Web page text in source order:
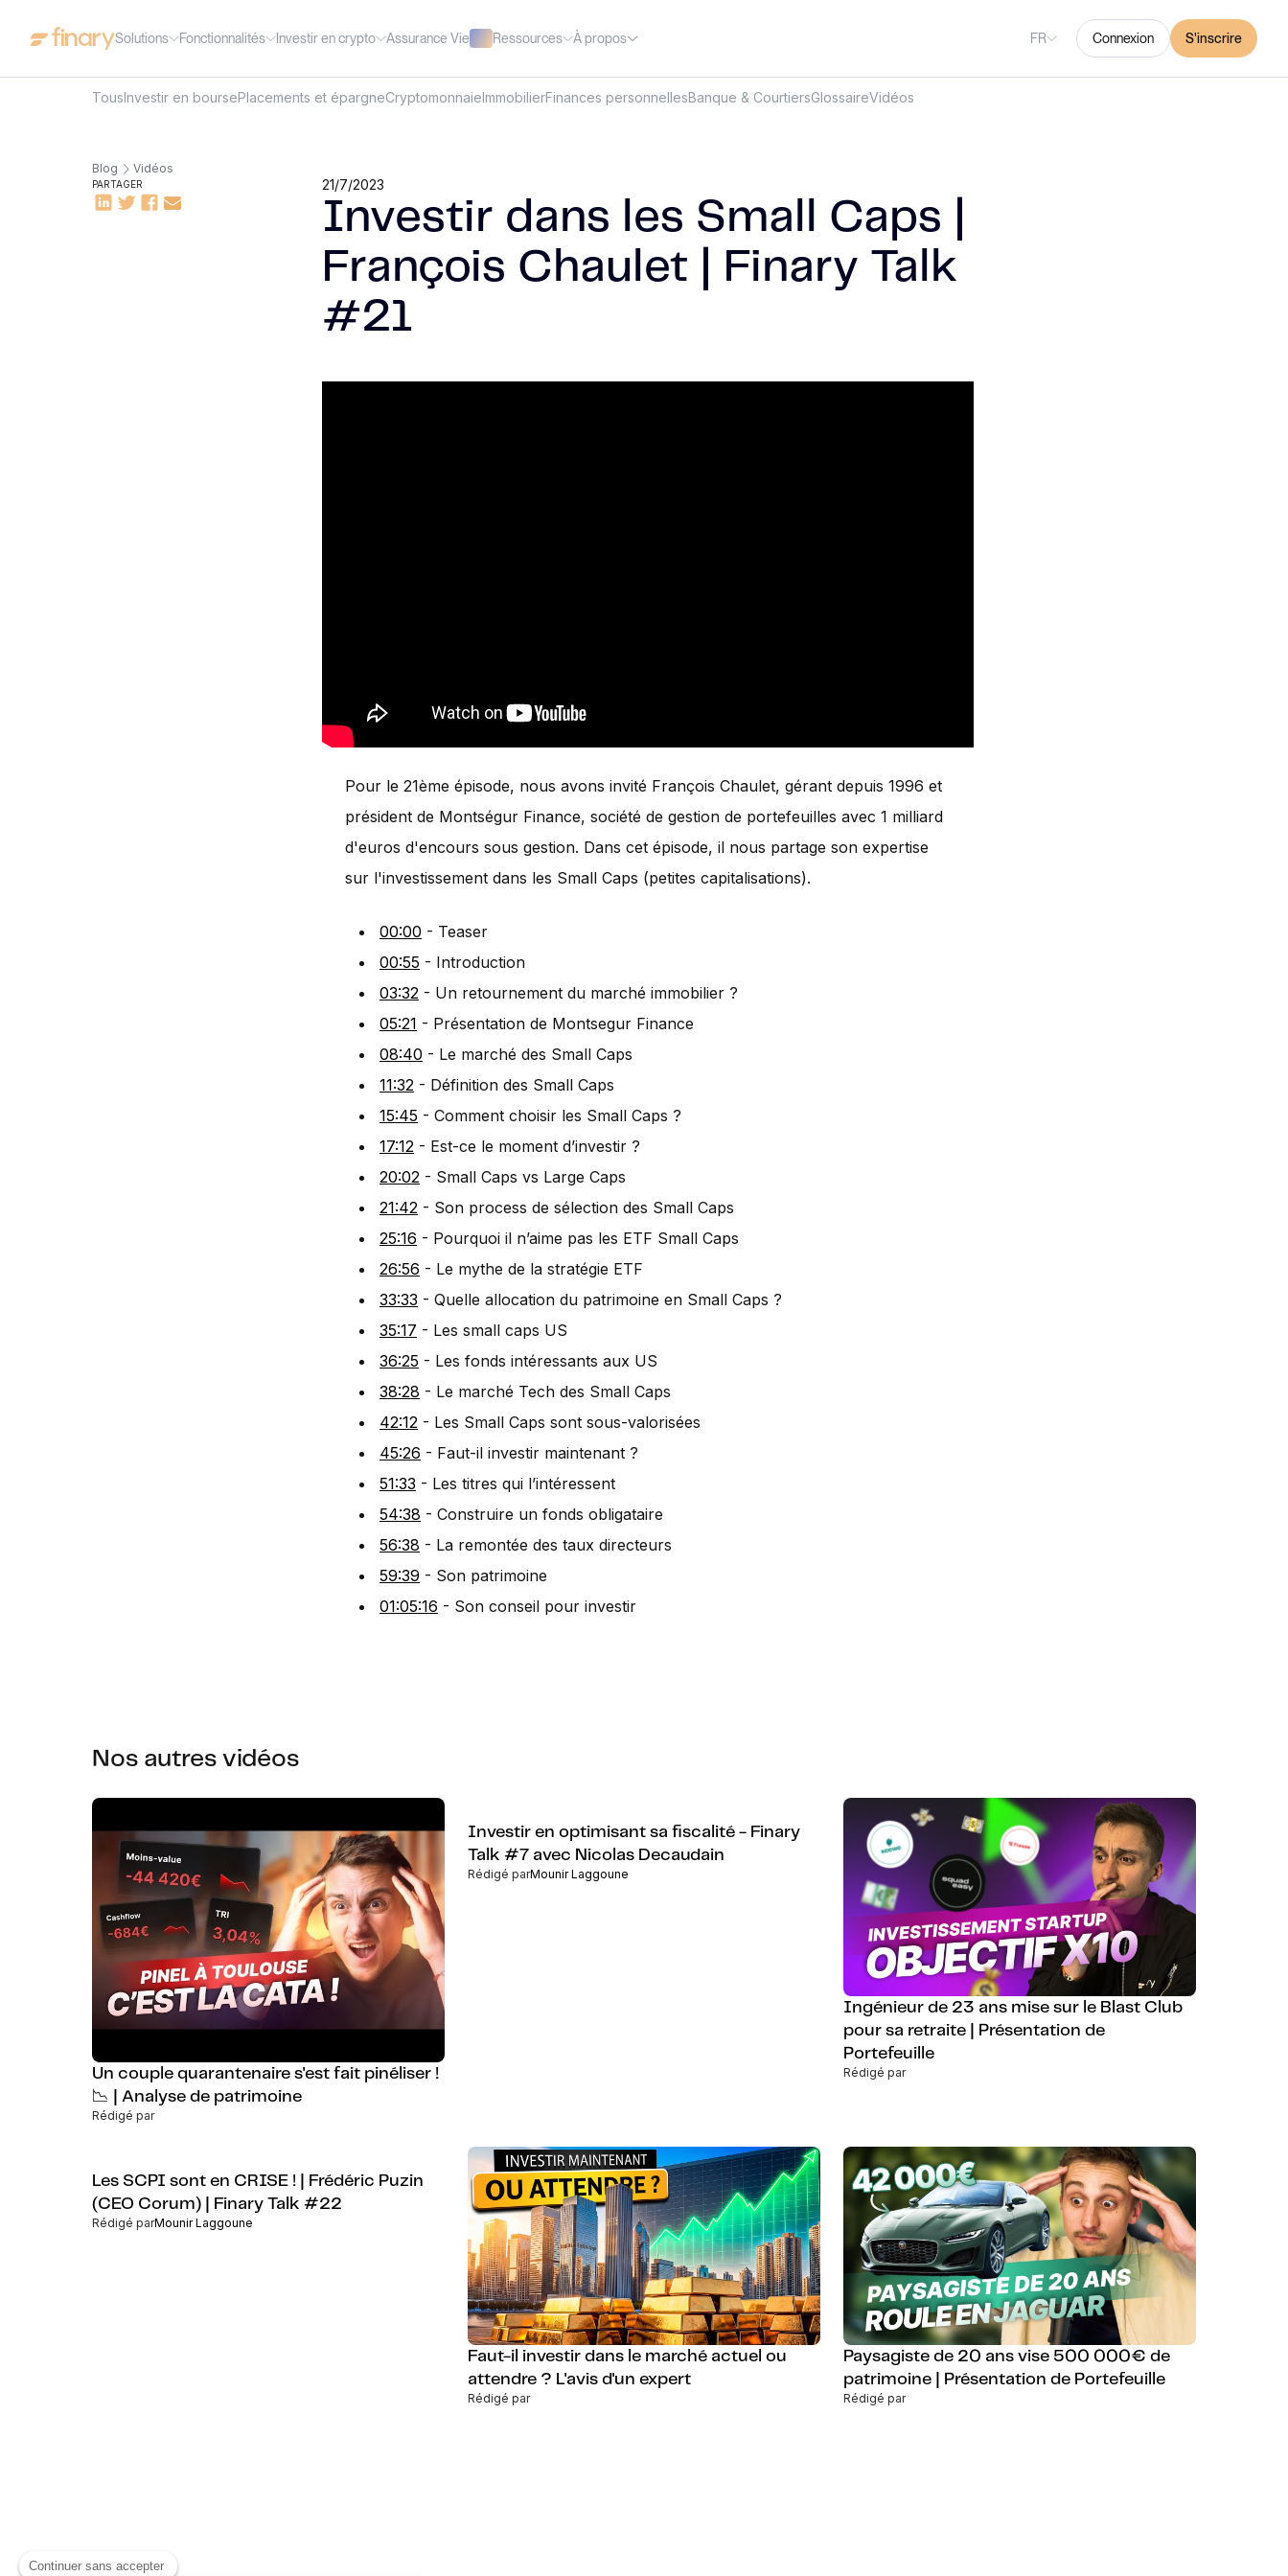
Continuer sans accepter
Solutions Fonctionnalités Investir en crypto Assurance Vie Ressources À propos FR Connexion S'inscrire
TousInvestir en boursePlacements et épargneCryptomonnaieImmobilierFinances personnellesBanque & CourtiersGlossaireVidéos
Blog Vidéos
PARTAGER 21/7/2023
Investir dans les Small Caps |
François Chaulet | Finary Talk
#21
Pour le 21ème épisode, nous avons invité François Chaulet, gérant depuis 1996 et
président de Montségur Finance, société de gestion de portefeuilles avec 1 milliard
d'euros d'encours sous gestion. Dans cet épisode, il nous partage son expertise
sur l'investissement dans les Small Caps (petites capitalisations).
00:00 - Teaser
00:55 - Introduction
03:32 - Un retournement du marché immobilier ?
05:21 - Présentation de Montsegur Finance
08:40 - Le marché des Small Caps
11:32 - Définition des Small Caps
15:45 - Comment choisir les Small Caps ?
17:12 - Est-ce le moment d’investir ?
20:02 - Small Caps vs Large Caps
21:42 - Son process de sélection des Small Caps
25:16 - Pourquoi il n’aime pas les ETF Small Caps
26:56 - Le mythe de la stratégie ETF
33:33 - Quelle allocation du patrimoine en Small Caps ?
35:17 - Les small caps US
36:25 - Les fonds intéressants aux US
38:28 - Le marché Tech des Small Caps
42:12 - Les Small Caps sont sous-valorisées
45:26 - Faut-il investir maintenant ?
51:33 - Les titres qui l’intéressent
54:38 - Construire un fonds obligataire
56:38 - La remontée des taux directeurs
59:39 - Son patrimoine
01:05:16 - Son conseil pour investir
Nos autres vidéos
Un couple quarantenaire s'est fait pinéliser !
📉 | Analyse de patrimoine
Rédigé par
Investir en optimisant sa fiscalité - Finary
Talk #7 avec Nicolas Decaudain
Rédigé parMounir Laggoune
Ingénieur de 23 ans mise sur le Blast Club
pour sa retraite | Présentation de
Portefeuille
Rédigé par
Les SCPI sont en CRISE ! | Frédéric Puzin
(CEO Corum) | Finary Talk #22
Rédigé parMounir Laggoune
Faut-il investir dans le marché actuel ou
attendre ? L'avis d'un expert
Rédigé par
Paysagiste de 20 ans vise 500 000€ de
patrimoine | Présentation de Portefeuille
Rédigé par